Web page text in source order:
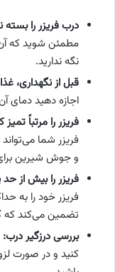
درب فریزر را بسته
مطمئن شوید که آن
نگه ندارید.
قبل از نگهداری،
اجازه دهید دمای
فریزر را مرتباً تمیز
فریزر شما
و جوش شیرین
فریزر را بیش از حد
فریزر خود را به
تضمین می‌کند که
بررسی درزگیر درب:
کنید و در صورت